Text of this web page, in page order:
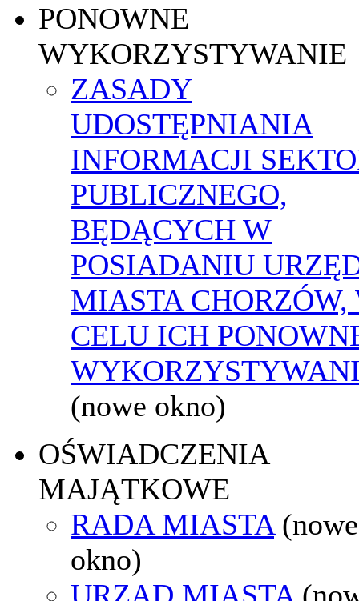
PONOWNE
WYKORZYSTYWANIE
ZASADY
UDOSTĘPNIANIA
INFORMACJI
PUBLICZNEGO,
BĘDĄCYCH W
POSIADANIU
MIASTA CHORZÓW,
CELU ICH
(nowe okno)
OŚWIADCZENIA
MAJĄTKOWE
RADA MIASTA (nowe
okno)